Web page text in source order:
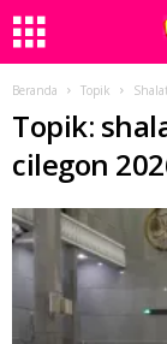
Beranda Topik
Topik:
cilegon